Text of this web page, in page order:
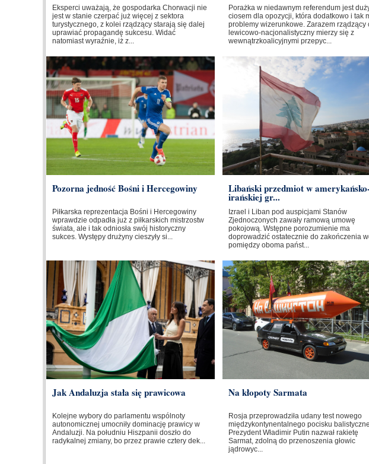
Eksperci uważają, że gospodarka Chorwacji nie
jest w stanie czerpać już więcej z sektora
turystycznego, z kolei rządzący starają się dalej
uprawiać propagandę sukcesu. Widać
natomiast wyraźnie, iż z...
Porażka w niedawnym referendum jest
ciosem dla opozycji, która dodatkowo i tak
problemy wizerunkowe. Zarazem rządzący
lewicowo-nacjonalistyczny mierzy się z
wewnątrzkoalicyjnymi przepyc...
Pozorna jedność Bośni i Hercegowiny
Piłkarska reprezentacja Bośni i Hercegowiny
wprawdzie odpadła już z piłkarskich mistrzostw
świata, ale i tak odniosła swój historyczny
sukces. Występy drużyny cieszyły si...
Libański przedmiot w
irańskiej gr...
Izrael i Liban pod auspicjami Stanów
Zjednoczonych zawały ramową umowę
pokojową. Wstępne porozumienie ma
doprowadzić ostatecznie do zakończenia
pomiędzy oboma państ...
Jak Andaluzja stała się prawicowa
Kolejne wybory do parlamentu wspólnoty
autonomicznej umocniły dominację prawicy w
Andaluzji. Na południu Hiszpanii doszło do
radykalnej zmiany, bo przez prawie cztery dek...
Na kłopoty Sarmata
Rosja przeprowadziła udany test nowego
międzykontynentalnego pocisku
Prezydent Władimir Putin nazwał rakietę
Sarmat, zdolną do przenoszenia głowic
jądrowyc...